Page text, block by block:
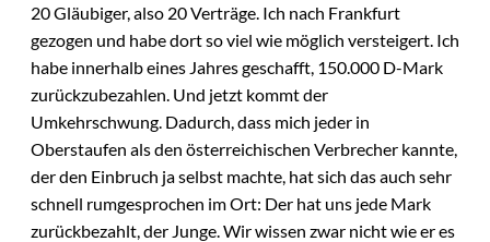
20 Gläubiger, also 20 Verträge. Ich nach Frankfurt
gezogen und habe dort so viel wie möglich versteigert. Ich
habe innerhalb eines Jahres geschafft, 150.000 D-Mark
zurückzubezahlen. Und jetzt kommt der
Umkehrschwung. Dadurch, dass mich jeder in
Oberstaufen als den österreichischen Verbrecher kannte,
der den Einbruch ja selbst machte, hat sich das auch sehr
schnell rumgesprochen im Ort: Der hat uns jede Mark
zurückbezahlt, der Junge. Wir wissen zwar nicht wie er es